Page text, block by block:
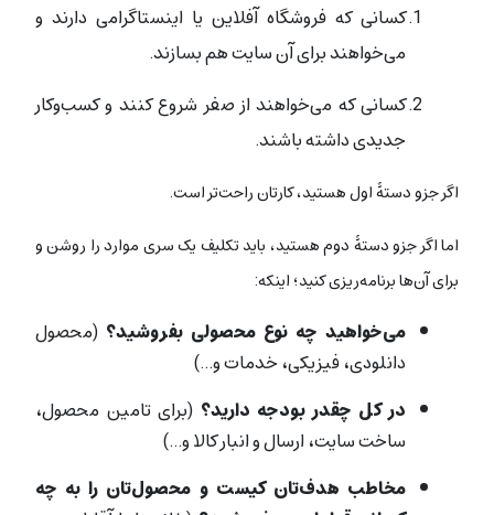
کسانی که فروشگاه آفلاین یا اینستاگرامی دارند و
می‌خواهند برای آن سایت هم بسازند.
کسانی که می‌خواهند از صفر شروع کنند و کسب‌وکار
جدیدی داشته باشند.
اگر جزو دستۀ اول هستید، کارتان راحت‌تر است.
اما اگر جزو دستۀ دوم هستید، باید تکلیف یک سری موارد را روشن و
برای آن‌‌ها برنامه‌ریزی کنید؛ اینکه:
می‌خواهید چه نوع محصولی بفروشید؟ (محصول
دانلودی، فیزیکی، خدمات و…)
در کل چقدر بودجه دارید؟ (برای تامین محصول،
ساخت سایت، ارسال و انبار کالا و…)
مخاطب هدف‌تان کیست و محصول‌تان را به چه